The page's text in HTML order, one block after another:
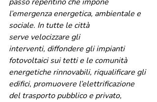
passo repentino che impone
l’emergenza energetica, ambientale e
sociale. In tutte le città
serve velocizzare gli
interventi, diffondere gli impianti
fotovoltaici sui tetti e le comunità
energetiche rinnovabili, riqualificare gli
edifici, promuovere l’elettrificazione
del trasporto pubblico e privato,